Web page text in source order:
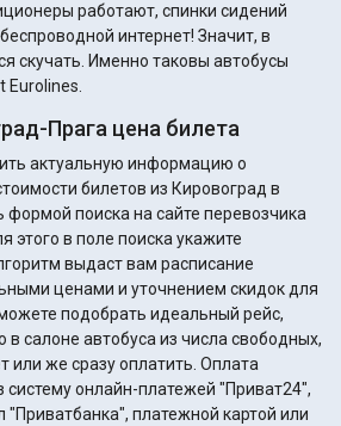
работают, спинки сидений
интернет! Значит, в
скучать. Именно таковы автобусы
Eurolines.
Прага цена билета
актуальную информацию о
билетов из Кировоград в
формой поиска на сайте перевозчика
этого в поле поиска укажите
выдаст вам расписание
ценами и уточнением скидок для
в салоне автобуса из числа свободных,
или же сразу оплатить. Оплата
систему онлайн-платежей "Приват24",
платежной картой или